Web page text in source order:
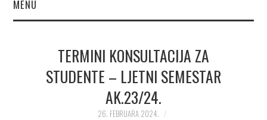
MENU
TERMINI KONSULTACIJA ZA
STUDENTE – LJETNI SEMESTAR
AK.23/24.
26. FEBRUARA 2024.